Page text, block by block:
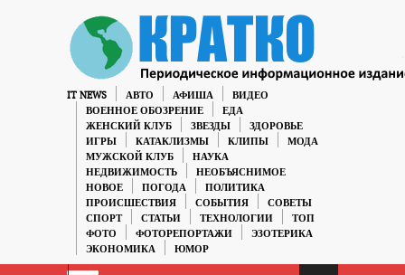
IT NEWS АВТО АФИША
ВИДЕО
ВОЕННОЕ ОБОЗРЕНИЕ
ЕДА
ЖЕНСКИЙ КЛУБ
ЗВЕЗДЫ
ЗДОРОВЬЕ
ИГРЫ
КАТАКЛИЗМЫ КЛИПЫ
МОДА
МУЖСКОЙ КЛУБ
НАУКА
НЕДВИЖИМОСТЬ
НЕОБЪЯСНИМОЕ
НОВОЕ
ПОГОДА
ПОЛИТИКА
ПРОИСШЕСТВИЯ
СОБЫТИЯ
СОВЕТЫ
СПОРТ
СТАТЬИ ТЕХНОЛОГИИ
ТОП
ФОТО
ФОТОРЕПОРТАЖИ
ЭЗОТЕРИКА
ЭКОНОМИКА
ЮМОР